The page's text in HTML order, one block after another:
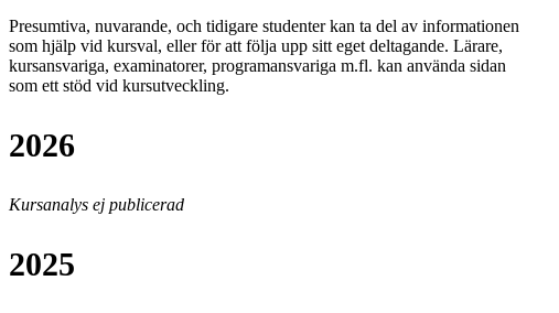
Presumtiva, nuvarande, och tidigare studenter kan ta del av informationen
som hjälp vid kursval, eller för att följa upp sitt eget deltagande. Lärare,
kursansvariga, examinatorer, programansvariga m.fl. kan använda sidan
som ett stöd vid kursutveckling.
2026
Kursanalys ej publicerad
2025